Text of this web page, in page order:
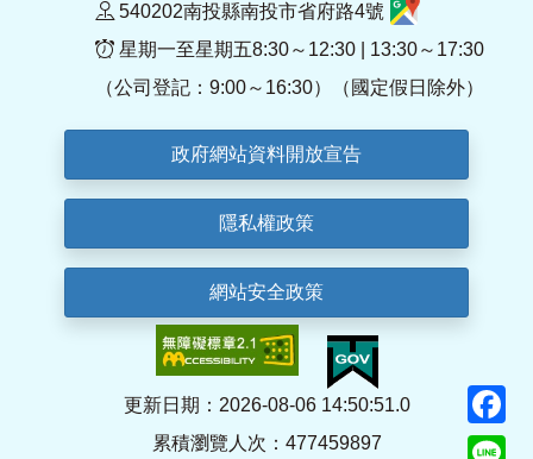
540202南投縣南投市省府路4號
星期一至星期五8:30～12:30 | 13:30～17:30
（公司登記：9:00～16:30）（國定假日除外）
政府網站資料開放宣告
隱私權政策
網站安全政策
更新日期：2026-08-06 14:50:51.0
累積瀏覽人次：477459897